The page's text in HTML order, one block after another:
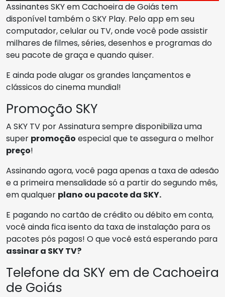
Assinantes SKY em Cachoeira de Goiás tem
disponível também o SKY Play. Pelo app em seu
computador, celular ou TV, onde você pode assistir
milhares de filmes, séries, desenhos e programas do
seu pacote de graça e quando quiser.
E ainda pode alugar os grandes lançamentos e
clássicos do cinema mundial!
Promoção SKY
A SKY TV por Assinatura sempre disponibiliza uma
super promoção especial que te assegura o melhor
preço!
Assinando agora, você paga apenas a taxa de adesão
e a primeira mensalidade só a partir do segundo mês,
em qualquer plano ou pacote da SKY.
E pagando no cartão de crédito ou débito em conta,
você ainda fica isento da taxa de instalação para os
pacotes pós pagos! O que você está esperando para
assinar a SKY TV?
Telefone da SKY em de Cachoeira
de Goiás